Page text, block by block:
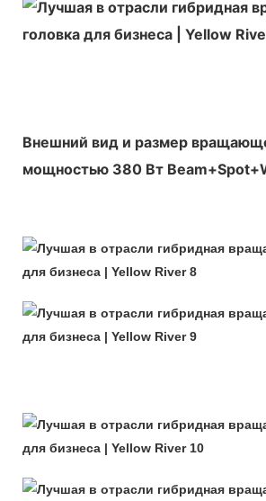
Внешний вид и размер
мощностью 380 Вт